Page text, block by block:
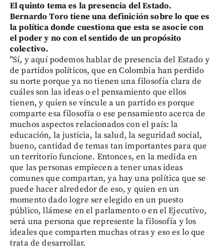
El quinto tema es la presencia del Estado.
Bernardo Toro tiene una definición sobre lo que es
la política donde cuestiona que esta se asocie con
el poder y no con el sentido de un propósito
colectivo.
"Sí, y aquí podemos hablar de presencia del Estado y
de partidos políticos, que en Colombia han perdido
su norte porque ya no tienen una filosofía clara de
cuáles son las ideas o el pensamiento que ellos
tienen, y quien se vincule a un partido es porque
comparte esa filosofía o ese pensamiento acerca de
muchos aspectos relacionados con el país: la
educación, la justicia, la salud, la seguridad social,
bueno, cantidad de temas tan importantes para que
un territorio funcione. Entonces, en la medida en
que las personas empiecen a tener unas ideas
comunes que compartan, ya hay una política que se
puede hacer alrededor de eso, y quien en un
momento dado logre ser elegido en un puesto
público, llámese en el parlamento o en el Ejecutivo,
será una persona que represente la filosofía y los
ideales que comparten muchas otras y eso es lo que
trata de desarrollar.